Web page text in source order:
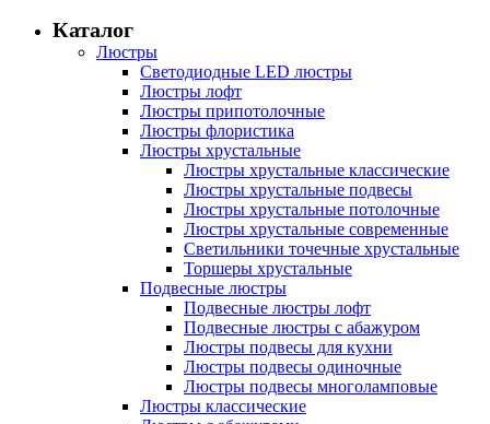
Каталог
Люстры
Светодиодные LED люстры
Люстры лофт
Люстры припотолочные
Люстры флористика
Люстры хрустальные
Люстры хрустальные классические
Люстры хрустальные подвесы
Люстры хрустальные потолочные
Люстры хрустальные современные
Светильники точечные хрустальные
Торшеры хрустальные
Подвесные люстры
Подвесные люстры лофт
Подвесные люстры с абажуром
Люстры подвесы для кухни
Люстры подвесы одиночные
Люстры подвесы многоламповые
Люстры классические